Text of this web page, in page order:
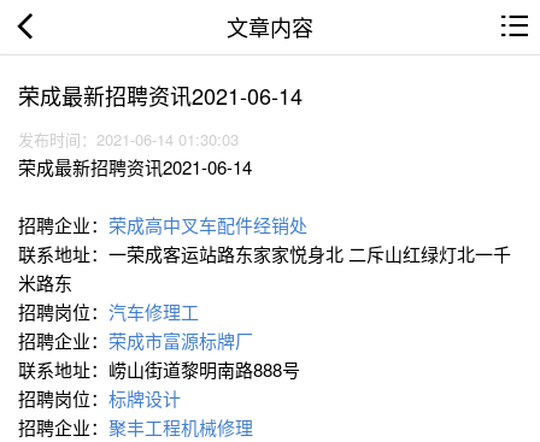
文章内容
荣成最新招聘资讯2021-06-14
发布时间：2021-06-14 01:30:03
荣成最新招聘资讯2021-06-14
招聘企业： 荣成高中叉车配件经销处
联系地址：一荣成客运站路东家家悦身北 二斥山红绿灯北一千
米路东
招聘岗位： 汽车修理工
招聘企业： 荣成市富源标牌厂
联系地址：崂山街道黎明南路888号
招聘岗位： 标牌设计
招聘企业： 聚丰工程机械修理